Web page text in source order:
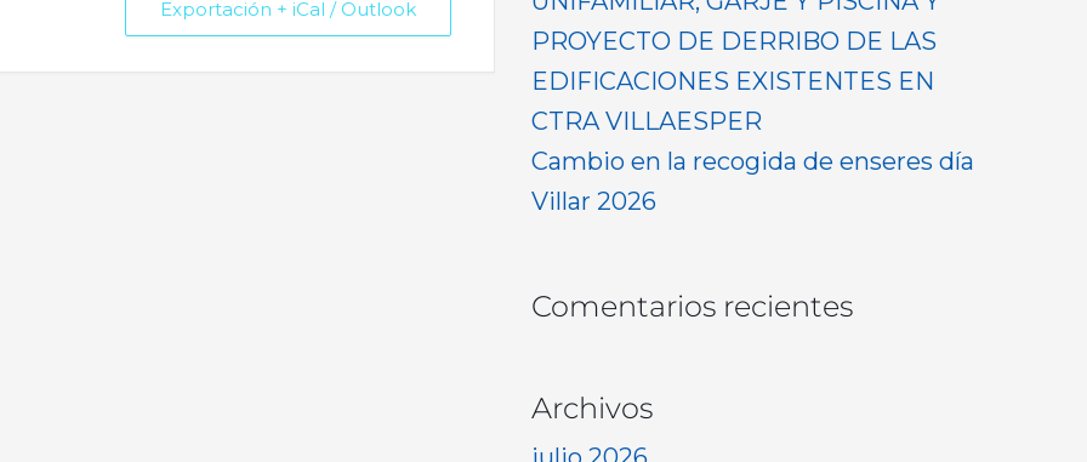
Exportación + iCal / Outlook
PROYECTO DE DERRIBO DE LAS
EDIFICACIONES EXISTENTES EN
CTRA VILLAESPER
Cambio en la recogida de enseres día
Villar 2026
Comentarios recientes
Archivos